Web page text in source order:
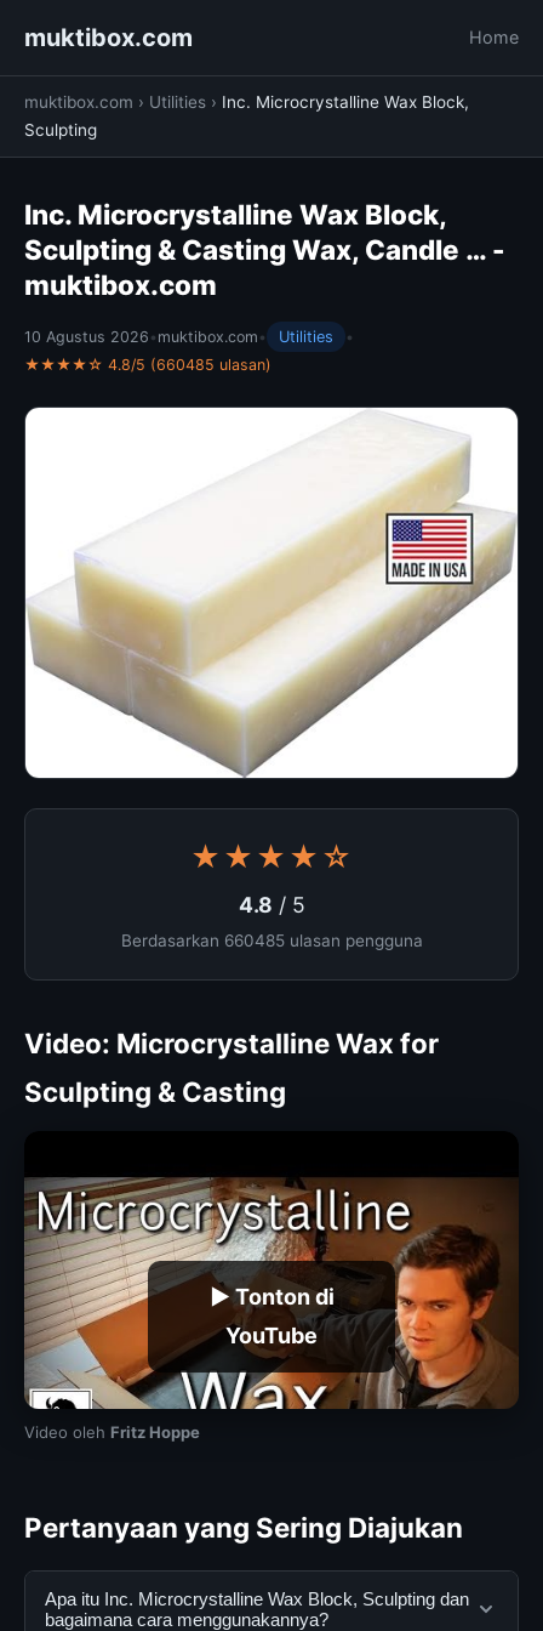
muktibox.com Home
muktibox.com › Utilities › Inc. Microcrystalline Wax Block,
Sculpting
Inc. Microcrystalline Wax Block,
Sculpting & Casting Wax, Candle … -
muktibox.com
10 Agustus 2026 • muktibox.com • Utilities
•
★★★★☆ 4.8/5 (660485 ulasan)
★★★★☆
4.8 / 5
Berdasarkan 660485 ulasan pengguna
Video: Microcrystalline Wax for
Sculpting & Casting
▶ Tonton di
YouTube
Video oleh Fritz Hoppe
Pertanyaan yang Sering Diajukan
Apa itu Inc. Microcrystalline Wax Block, Sculpting dan
bagaimana cara menggunakannya?